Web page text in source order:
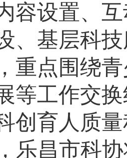
容设置、
、基层科
重点围绕
等工作交
创育人质
乐昌市科协